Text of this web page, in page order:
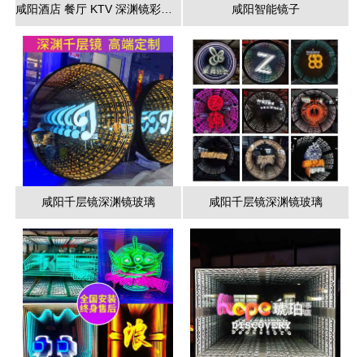
咸阳酒店 餐厅 KTV 深渊镜彩色跑马灯 咸阳智能镜子
咸阳千层镜深渊镜玻璃 咸阳千层镜深渊镜玻璃